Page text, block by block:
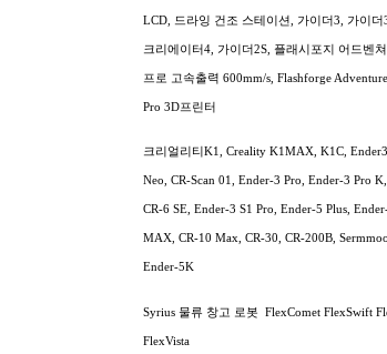
LCD, 드라잉 건조 스테이션, 가이더3, 가이더
크리에이터4, 가이더2S, 플래시포지 어드벤
프로 고속출력 600mm/s, Flashforge
Pro 3D프린터
크리얼리티K1, Creality K1MAX, K1C,
Neo, CR-Scan 01, Ender-3 Pro, Ender-3 Pro
CR-6 SE, Ender-3 S1 Pro, Ender-5 Plus,
MAX, CR-10 Max, CR-30, CR-200B,
Ender-5K
Syrius 물류 창고 로봇 FlexComet FlexSwift
FlexVista